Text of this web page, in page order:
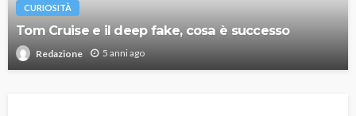
CURIOSITÀ
Tom Cruise e il deep fake, cosa è successo
Redazione 5 anni ago